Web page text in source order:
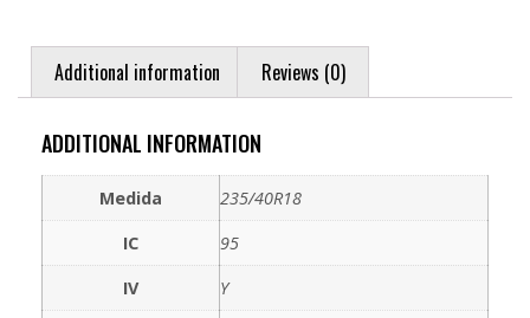
Additional information Reviews (0)
ADDITIONAL INFORMATION
Medida
235/40R18
IC
95
IV
Y